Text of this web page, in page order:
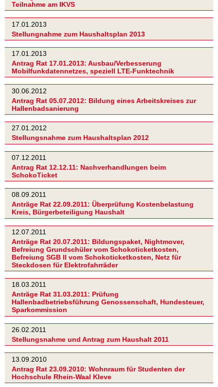
Teilnahme am IKVS
17.01.2013
Stellungnahme zum Haushaltsplan 2013
17.01.2013
Antrag Rat 17.01.2013: Ausbau/Verbesserung
Mobilfunkdatennetzes, speziell LTE-Funktechnik
30.06.2012
Antrag Rat 05.07.2012: Bildung eines Arbeitskreises zur
Hallenbadsanierung
27.01.2012
Stellungsnahme zum Haushaltsplan 2012
07.12.2011
Antrag Rat 12.12.11: Nachverhandlungen beim
SchokoTicket
08.09.2011
Anträge Rat 22.09.2011: Überprüfung Kostenbelastung
Kreis, Bürgerbeteiligung Haushalt
12.07.2011
Anträge Rat 20.07.2011: Bildungspaket, Nightmover,
Befreiung Grundschüler vom Schokoticketkosten,
Befreiung SGB II vom Schokoticketkosten, Netz für
Steckdosen für Elektrofahrräder
18.03.2011
Anträge Rat 31.03.2011: Prüfung
Hallenbadbetriebsführung Genossenschaft, Hundesteuer,
Sparkommission
26.02.2011
Stellungsnahme und Antrag zum Haushalt 2011
13.09.2010
Antrag Rat 23.09.2010: Wohnraum für Studenten der
Hochschule Rhein-Waal Kleve